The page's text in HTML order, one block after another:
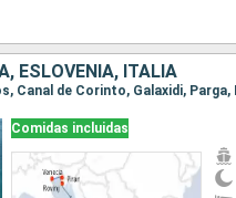
ESLOVENIA, ITALIA
Comidas incluidas